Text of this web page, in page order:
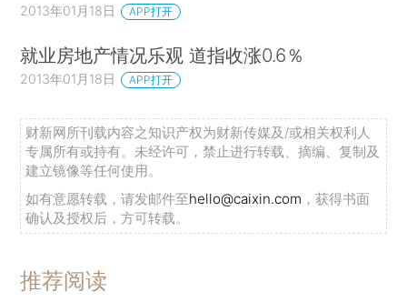
2013年01月18日 APP打开
就业房地产情况乐观 道指收涨0.6％
2013年01月18日 APP打开
财新网所刊载内容之知识产权为财新传媒及/或相关权利人
专属所有或持有。未经许可，禁止进行转载、摘编、复制及
建立镜像等任何使用。
如有意愿转载，请发邮件至hello@caixin.com ，获得书面
确认及授权后，方可转载。
推荐阅读